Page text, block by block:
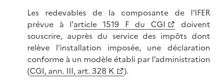
Les redevables de la composante de l’IFER
prévue à l'article 1519 F du CGI
doivent
souscrire, auprès du service des impôts dont
relève l'installation imposée, une déclaration
conforme à un modèle établi par l’administration
(CGI, ann. III, art. 328 K
).